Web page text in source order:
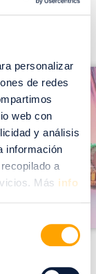
personalizar
de redes
web con
y análisis
información
a
Más info
g
e